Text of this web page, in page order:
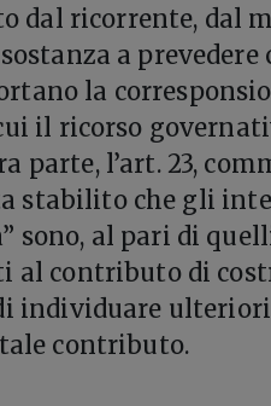
dal ricorrente, dal
a prevedere
la
il ricorso
parte, l’art. 23,
stabilito che gli
sono, al pari di
al contributo di
individuare
contributo.